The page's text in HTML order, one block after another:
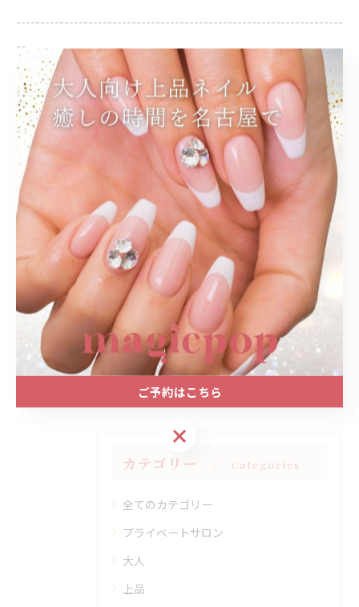
--------------------------------------------------------------------
--
大人 上品 シンプル オフィス
< 前のページ 一覧に戻る 次のページ >
関連タグ
#名古屋市西区
#プライベートサロン
#手書きアート
#大人ネイル
#同窓会
#ブライダル
#名古屋駅ネイルサロン
#定額デザイン
カテゴリー Categories
全てのカテゴリー
プライベートサロン
大人
上品
ご予約はこちら
ご予約はこちら